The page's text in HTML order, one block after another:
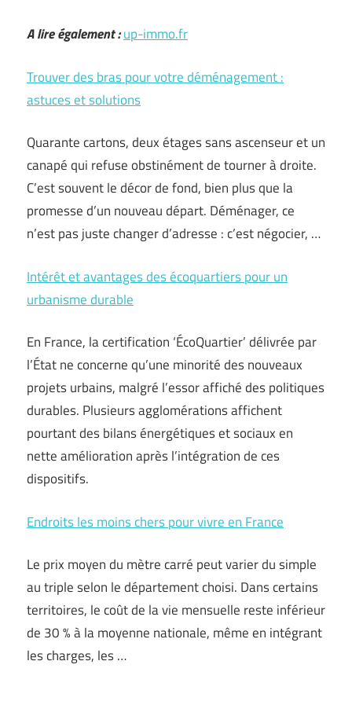
A lire également :up-immo.fr
Trouver des bras pour votre déménagement :
astuces et solutions
Quarante cartons, deux étages sans ascenseur et un
canapé qui refuse obstinément de tourner à droite.
C’est souvent le décor de fond, bien plus que la
promesse d’un nouveau départ. Déménager, ce
n’est pas juste changer d’adresse : c’est négocier, …
Intérêt et avantages des écoquartiers pour un
urbanisme durable
En France, la certification ‘ÉcoQuartier’ délivrée par
l’État ne concerne qu’une minorité des nouveaux
projets urbains, malgré l’essor affiché des politiques
durables. Plusieurs agglomérations affichent
pourtant des bilans énergétiques et sociaux en
nette amélioration après l’intégration de ces
dispositifs.
Endroits les moins chers pour vivre en France
Le prix moyen du mètre carré peut varier du simple
au triple selon le département choisi. Dans certains
territoires, le coût de la vie mensuelle reste inférieur
de 30 % à la moyenne nationale, même en intégrant
les charges, les …